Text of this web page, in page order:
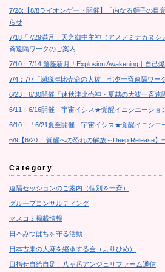
7/28:【8/8ライオンゲート開催】「内なる獅子の目
らせ
7/18「7/29満月：天之御中主神（アメノミナカヌ
斉遠隔ワークのご案内
7/10：7/14 蟹座新月「Explosion Awakening｜自己
7/4：7/7「瀬織津比売命の大祓｜七夕一斉遠隔ワー
6/23：6/30開催「速秋津比売神・夏越の大祓一斉遠
6/11：6/16開催｜宇宙イシス★覚醒イニシエーショ
6/10：「6/21夏至開催 宇宙イシス★覚醒イニシエ
6/9【6/20： 覚醒への恐れの解放～Deep Release】
Category
遠隔セッションのご案内（個別＆一斉）
グループコンサルティング
マスコミ掲載情報
日本みつばちを守る活動
日本古来の大麻を継承する会（よりひめ）
目指せ自給自足！八ヶ岳アンジェリファーム通信